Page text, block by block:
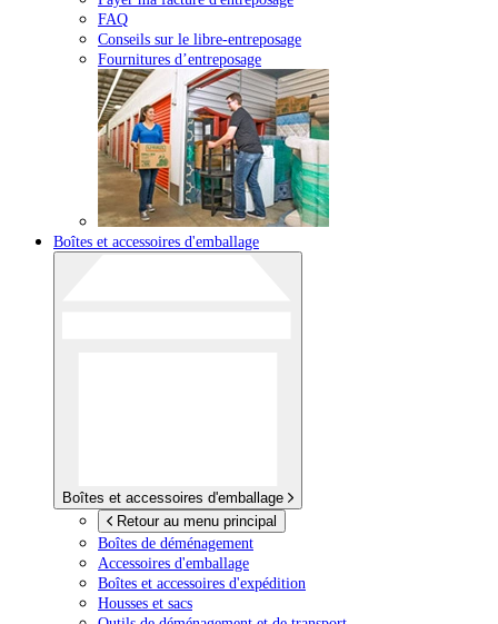
FAQ
Conseils sur le libre-entreposage
Fournitures d’entreposage
Boîtes et accessoires d'emballage
Boîtes et accessoires d'emballage
Retour au menu principal
Boîtes de déménagement
Accessoires d'emballage
Boîtes et accessoires d'expédition
Housses et sacs